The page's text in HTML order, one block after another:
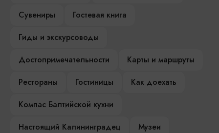
Сувениры
Гостевая книга
Гиды и экскурсоводы
Достопримечательности
Карты и маршруты
Рестораны
Гостиницы
Как доехать
Компас Балтийской кухни
Настоящий Калининградец
Музеи